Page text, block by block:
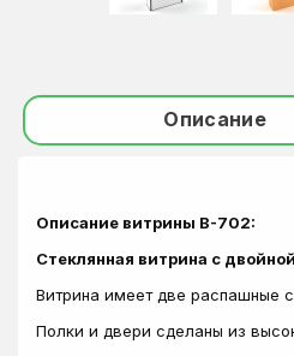
Описание
Описание витрины В-702:
Стеклянная витрина с
Витрина имеет две распашные
Полки и двери сделаны из